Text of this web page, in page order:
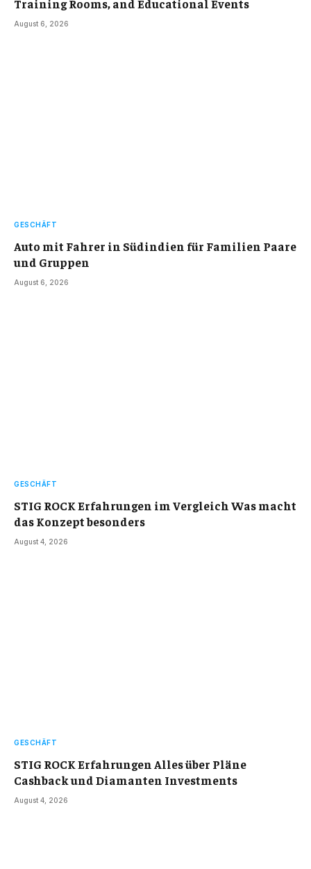
Training Rooms, and Educational Events
August 6, 2026
GESCHÄFT
Auto mit Fahrer in Südindien für Familien Paare
und Gruppen
August 6, 2026
GESCHÄFT
STIG ROCK Erfahrungen im Vergleich Was macht
das Konzept besonders
August 4, 2026
GESCHÄFT
STIG ROCK Erfahrungen Alles über Pläne
Cashback und Diamanten Investments
August 4, 2026